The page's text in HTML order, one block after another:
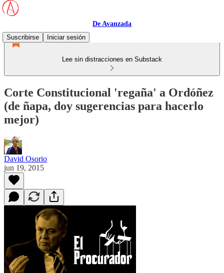
De Avanzada
Suscribirse
Iniciar sesión
Lee sin distracciones en Substack
Corte Constitucional 'regaña' a Ordóñez
(de ñapa, doy sugerencias para hacerlo
mejor)
David Osorio
jun 19, 2015